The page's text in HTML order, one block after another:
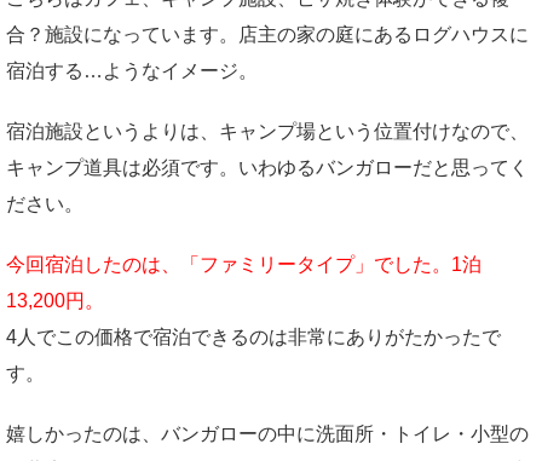
合？施設になっています。店主の家の庭にあるログハウスに
宿泊する…ようなイメージ。
宿泊施設というよりは、キャンプ場という位置付けなので、
キャンプ道具は必須です。いわゆるバンガローだと思ってく
ださい。
今回宿泊したのは、「ファミリータイプ」でした。1泊
13,200円。
4人でこの価格で宿泊できるのは非常にありがたかったで
す。
嬉しかったのは、バンガローの中に洗面所・トイレ・小型の